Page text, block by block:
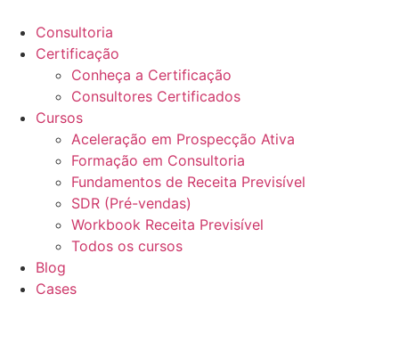
para
conteúdo
Consultoria
Certificação
Conheça a Certificação
Consultores Certificados
Cursos
Aceleração em Prospecção Ativa
Formação em Consultoria
Fundamentos de Receita Previsível
SDR (Pré-vendas)
Workbook Receita Previsível
Todos os cursos
Blog
Cases